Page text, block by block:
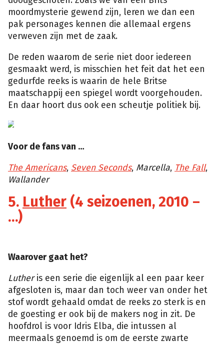
moordmysterie gewend zijn, leren we dan een
pak personages kennen die allemaal ergens
verweven zijn met de zaak.
De reden waarom de serie niet door iedereen
gesmaakt werd, is misschien het feit dat het een
gedurfde reeks is waarin de hele Britse
maatschappij een spiegel wordt voorgehouden.
En daar hoort dus ook een scheutje politiek bij.
Voor de fans van …
The Americans, Seven Seconds, Marcella, The Fall,
Wallander
5. Luther (4 seizoenen, 2010 –
…)
Waarover gaat het?
Lutheris een serie die eigenlijk al een paar keer
afgesloten is, maar dan toch weer van onder het
stof wordt gehaald omdat de reeks zo sterk is en
de goesting er ook bij de makers nog in zit. De
hoofdrol is voor Idris Elba, die intussen al
meermaals genoemd is om de eerste zwarte